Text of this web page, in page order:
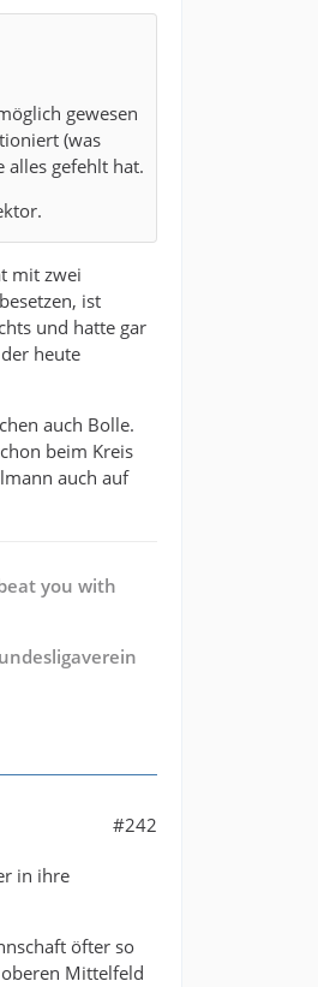
gewesen
(was
alles gefehlt hat.
mit zwei
ist
und hatte gar
heute
auch Bolle.
beim Kreis
auch auf
you with
#242
in ihre
öfter so
Mittelfeld